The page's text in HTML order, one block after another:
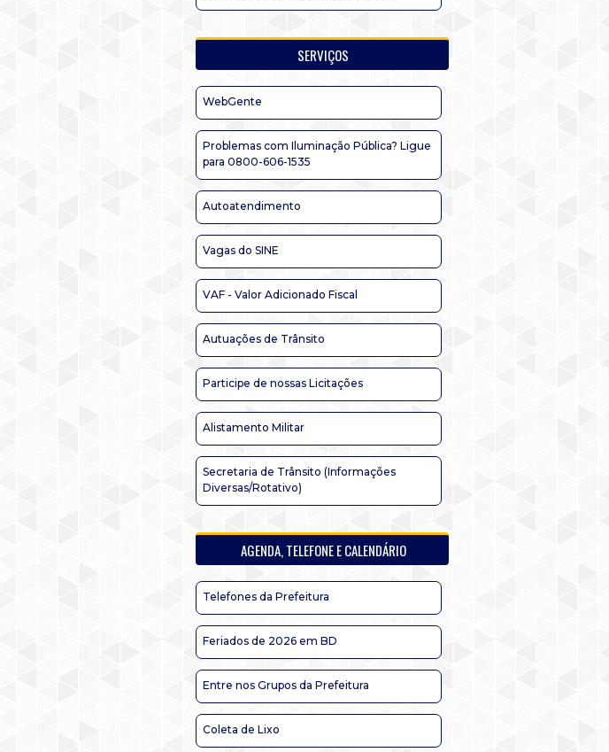
SERVIÇOS
WebGente
Problemas com Iluminação Pública? Ligue
para 0800-606-1535
Autoatendimento
Vagas do SINE
VAF - Valor Adicionado Fiscal
Autuações de Trânsito
Participe de nossas Licitações
Alistamento Militar
Secretaria de Trânsito (Informações
Diversas/Rotativo)
AGENDA, TELEFONE E CALENDÁRIO
Telefones da Prefeitura
Feriados de 2026 em BD
Entre nos Grupos da Prefeitura
Coleta de Lixo